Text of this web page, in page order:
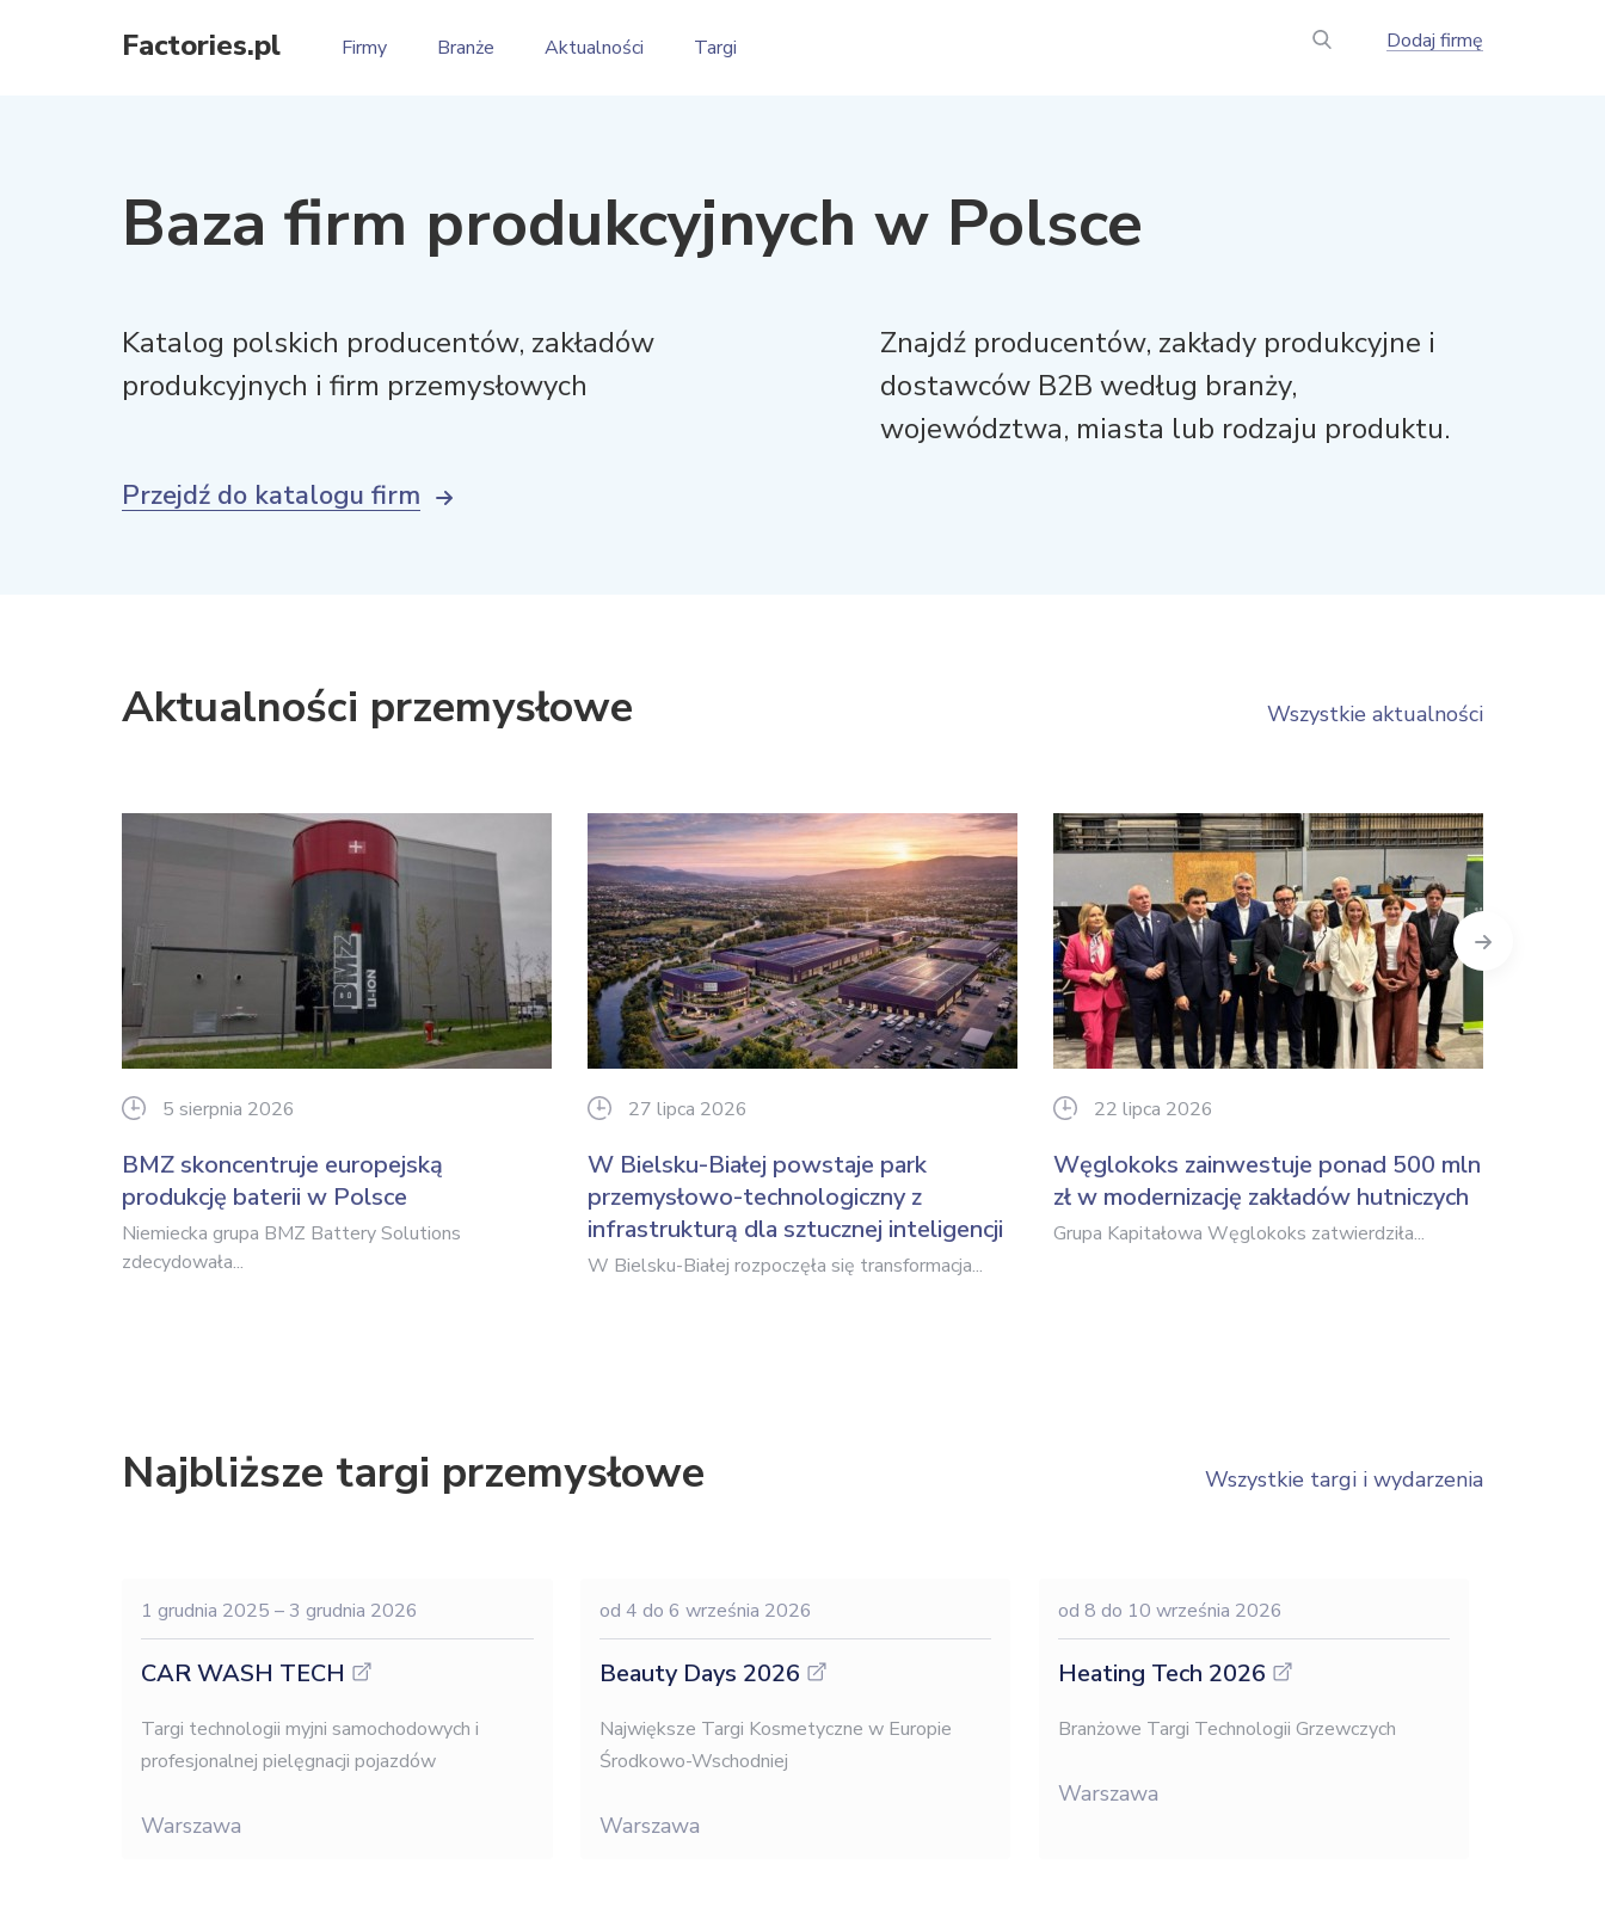
Factories.pl Firmy Branże Aktualności Targi Dodaj firmę
Baza firm produkcyjnych w Polsce
Katalog polskich producentów, zakładów
produkcyjnych i firm przemysłowych
Znajdź producentów, zakłady produkcyjne i
dostawców B2B według branży,
województwa, miasta lub rodzaju produktu.
Przejdź do katalogu firm
Aktualności przemysłowe Wszystkie aktualności
5 sierpnia 2026
BMZ skoncentruje europejską
produkcję baterii w Polsce
Niemiecka grupa BMZ Battery Solutions
zdecydowała...
27 lipca 2026
W Bielsku-Białej powstaje park
przemysłowo-technologiczny z
infrastrukturą dla sztucznej inteligencji
W Bielsku-Białej rozpoczęła się transformacja...
22 lipca 2026
Węglokoks zainwestuje ponad 500 mln
zł w modernizację zakładów hutniczych
Grupa Kapitałowa Węglokoks zatwierdziła...
Najbliższe targi przemysłowe Wszystkie targi i wydarzenia
1 grudnia 2025 – 3 grudnia 2026
CAR WASH TECH
Targi technologii myjni samochodowych i
profesjonalnej pielęgnacji pojazdów
Warszawa
od 4 do 6 września 2026
Beauty Days 2026
Największe Targi Kosmetyczne w Europie
Środkowo-Wschodniej
Warszawa
od 8 do 10 września 2026
Heating Tech 2026
Branżowe Targi Technologii Grzewczych
Warszawa